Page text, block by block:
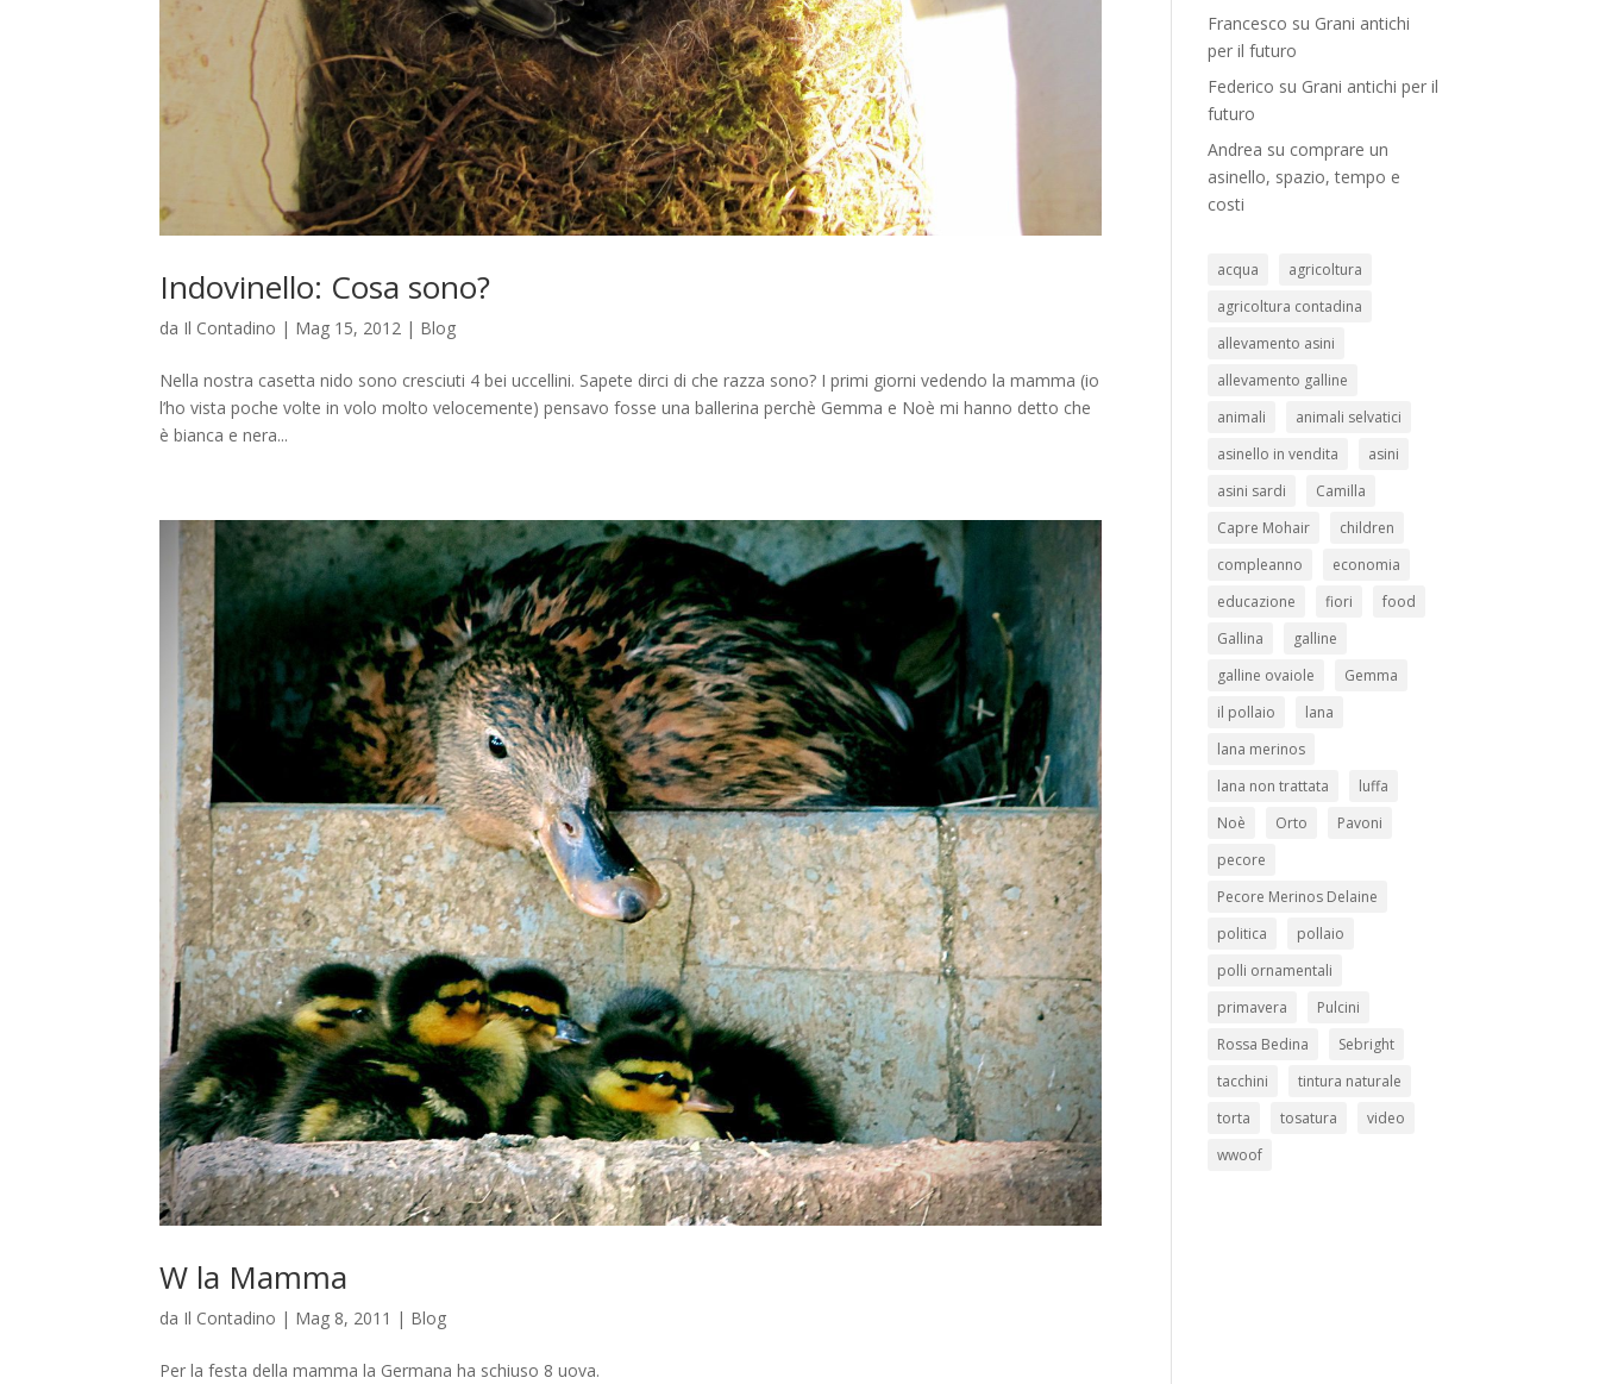
Indovinello: Cosa sono?
da Il Contadino | Mag 15, 2012 | Blog
Nella nostra casetta nido sono cresciuti 4 bei uccellini. Sapete dirci di che razza sono? I primi giorni vedendo la mamma (io
l’ho vista poche volte in volo molto velocemente) pensavo fosse una ballerina perchè Gemma e Noè mi hanno detto che
è bianca e nera...
W la Mamma
da Il Contadino | Mag 8, 2011 | Blog
Per la festa della mamma la Germana ha schiuso 8 uova.
Francesco su Grani antichi
per il futuro
Federico su Grani antichi per il
futuro
Andrea su comprare un
asinello, spazio, tempo e
costi
acqua
agricoltura
agricoltura contadina
allevamento asini
allevamento galline
animali
animali selvatici
asinello in vendita
asini
asini sardi
Camilla
Capre Mohair
children
compleanno
economia
educazione
fiori
food
Gallina
galline
galline ovaiole
Gemma
il pollaio
lana
lana merinos
lana non trattata
luffa
Noè
Orto
Pavoni
pecore
Pecore Merinos Delaine
politica
pollaio
polli ornamentali
primavera
Pulcini
Rossa Bedina
Sebright
tacchini
tintura naturale
torta
tosatura
video
wwoof